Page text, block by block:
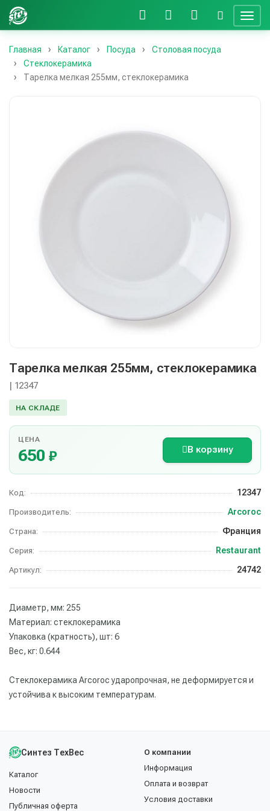
Главная Каталог Посуда
Столовая посуда
Стеклокерамика
Тарелка мелкая 255мм, стеклокерамика
Тарелка мелкая 255мм, стеклокерамика
| 12347
НА СКЛАДЕ
ЦЕНА
650 ₽ В корзину
Код: 12347
Производитель: Arcoroc
Страна: Франция
Серия: Restaurant
Артикул: 24742
Диаметр, мм: 255
Материал: стеклокерамика
Упаковка (кратность), шт: 6
Вес, кг: 0.644
Стеклокерамика Arcoroc ударопрочная, не деформируется и
устойчива к высоким температурам.
Синтез ТехВес
Каталог
Новости
Публичная оферта
О компании
Информация
Оплата и возврат
Условия доставки